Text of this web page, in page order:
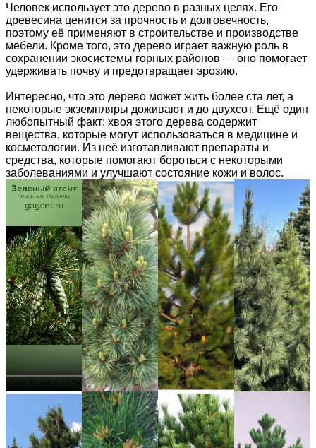
Человек использует это дерево в разных целях. Его
древесина ценится за прочность и долговечность,
поэтому её применяют в строительстве и производстве
мебели. Кроме того, это дерево играет важную роль в
сохранении экосистемы горных районов — оно помогает
удерживать почву и предотвращает эрозию.
Интересно, что это дерево может жить более ста лет, а
некоторые экземпляры доживают и до двухсот. Ещё один
любопытный факт: хвоя этого дерева содержит
вещества, которые могут использоваться в медицине и
косметологии. Из неё изготавливают препараты и
средства, которые помогают бороться с некоторыми
заболеваниями и улучшают состояние кожи и волос.